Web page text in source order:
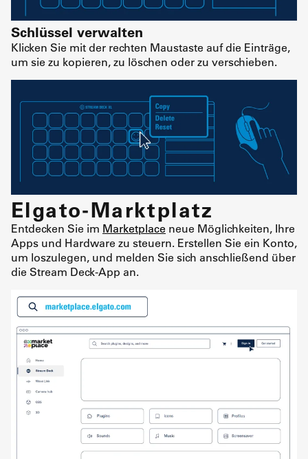
Schlüssel verwalten
Klicken Sie mit der rechten Maustaste auf die Einträge,
um sie zu kopieren, zu löschen oder zu verschieben.
Elgato-Marktplatz
Entdecken Sie im Marketplace neue Möglichkeiten, Ihre
Apps und Hardware zu steuern. Erstellen Sie ein Konto,
um loszulegen, und melden Sie sich anschließend über
die Stream Deck-App an.